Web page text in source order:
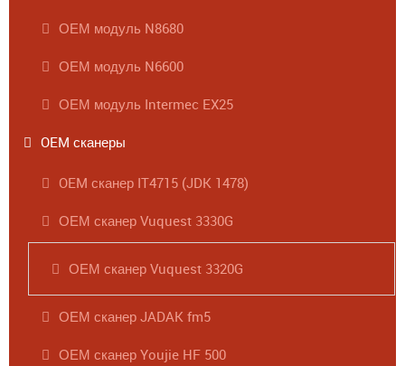
ОЕМ модуль N8680
ОЕМ модуль N6600
ОЕМ модуль Intermec EX25
OEM сканеры
OEM сканер IT4715 (JDK 1478)
ОЕМ сканер Vuquest 3330G
ОЕМ сканер Vuquest 3320G
ОЕМ сканер JADAK fm5
ОЕМ сканер Youjie HF 500